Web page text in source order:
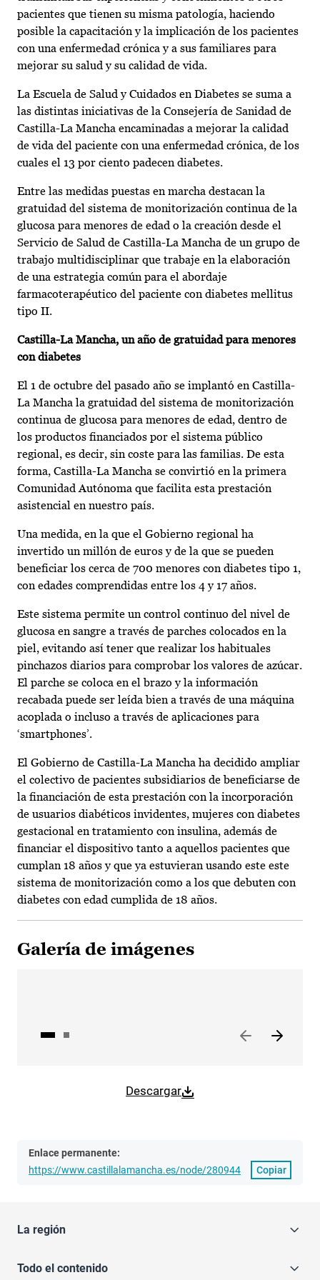
pacientes que tienen su misma patología, haciendo
posible la capacitación y la implicación de los pacientes
con una enfermedad crónica y a sus familiares para
mejorar su salud y su calidad de vida.
La Escuela de Salud y Cuidados en Diabetes se suma a
las distintas iniciativas de la Consejería de Sanidad de
Castilla-La Mancha encaminadas a mejorar la calidad
de vida del paciente con una enfermedad crónica, de los
cuales el 13 por ciento padecen diabetes.
Entre las medidas puestas en marcha destacan la
gratuidad del sistema de monitorización continua de la
glucosa para menores de edad o la creación desde el
Servicio de Salud de Castilla-La Mancha de un grupo de
trabajo multidisciplinar que trabaje en la elaboración
de una estrategia común para el abordaje
farmacoterapéutico del paciente con diabetes mellitus
tipo II.
Castilla-La Mancha, un año de gratuidad para menores
con diabetes
El 1 de octubre del pasado año se implantó en Castilla-
La Mancha la gratuidad del sistema de monitorización
continua de glucosa para menores de edad, dentro de
los productos financiados por el sistema público
regional, es decir, sin coste para las familias. De esta
forma, Castilla-La Mancha se convirtió en la primera
Comunidad Autónoma que facilita esta prestación
asistencial en nuestro país.
Una medida, en la que el Gobierno regional ha
invertido un millón de euros y de la que se pueden
beneficiar los cerca de 700 menores con diabetes tipo 1,
con edades comprendidas entre los 4 y 17 años.
Este sistema permite un control continuo del nivel de
glucosa en sangre a través de parches colocados en la
piel, evitando así tener que realizar los habituales
pinchazos diarios para comprobar los valores de azúcar.
El parche se coloca en el brazo y la información
recabada puede ser leída bien a través de una máquina
acoplada o incluso a través de aplicaciones para
‘smartphones’.
El Gobierno de Castilla-La Mancha ha decidido ampliar
el colectivo de pacientes subsidiarios de beneficiarse de
la financiación de esta prestación con la incorporación
de usuarios diabéticos invidentes, mujeres con diabetes
gestacional en tratamiento con insulina, además de
financiar el dispositivo tanto a aquellos pacientes que
cumplan 18 años y que ya estuvieran usando este este
sistema de monitorización como a los que debuten con
diabetes con edad cumplida de 18 años.
Galería de imágenes
Descargar
Enlace permanente:
https://www.castillalamancha.es/node/280944
Copiar
La región
Todo el contenido